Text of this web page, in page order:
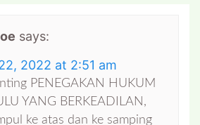
says:
2022 at 2:51 am
PENEGAKAN HUKUM
YANG BERKEADILAN,
ke atas dan ke samping